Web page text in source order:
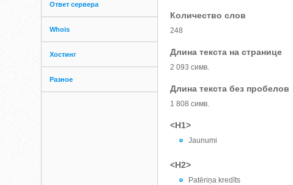
Ответ сервера
Whois
Хостинг
Разное
Количество слов
248
Длина текста на странице
2 093 симв.
Длина текста без пробелов
1 808 симв.
<H1>
Jaunumi
<H2>
Patēriņa kredīts